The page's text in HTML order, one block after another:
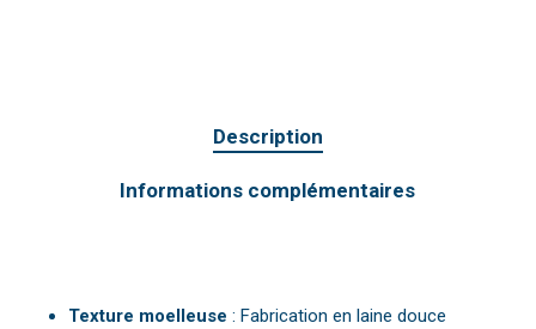
Description
Informations complémentaires
Texture moelleuse : Fabrication en laine douce